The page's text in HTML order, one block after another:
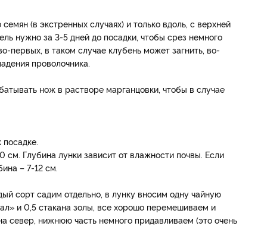
(в экстренных случаях) и только вдоль, с верхней
нужно за 3-5 дней до посадки, чтобы срез немного
первых, в таком случае клубень может загнить, во-
проволочника.
нож в растворе марганцовки, чтобы в случае
Глубина лунки зависит от влажности почвы. Если
– 7-12 см.
сорт садим отдельно, в лунку вносим одну чайную
и 0,5 стакана золы, все хорошо перемешиваем и
север, нижнюю часть немного придавливаем (это очень